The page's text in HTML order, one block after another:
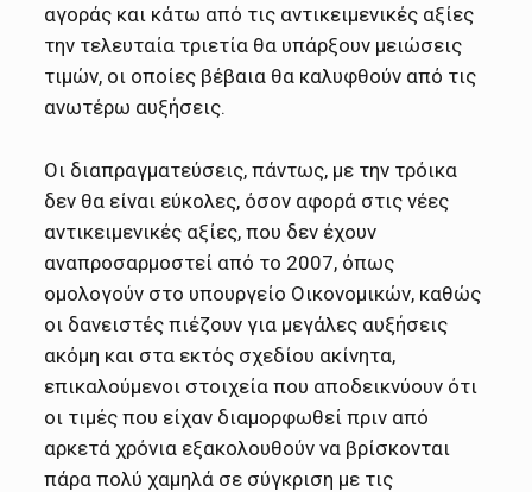
αγοράς και κάτω από τις αντικειμενικές αξίες
την τελευταία τριετία θα υπάρξουν μειώσεις
τιμών, οι οποίες βέβαια θα καλυφθούν από τις
ανωτέρω αυξήσεις.
Οι διαπραγματεύσεις, πάντως, με την τρόικα
δεν θα είναι εύκολες, όσον αφορά στις νέες
αντικειμενικές αξίες, που δεν έχουν
αναπροσαρμοστεί από το 2007, όπως
ομολογούν στο υπουργείο Οικονομικών, καθώς
οι δανειστές πιέζουν για μεγάλες αυξήσεις
ακόμη και στα εκτός σχεδίου ακίνητα,
επικαλούμενοι στοιχεία που αποδεικνύουν ότι
οι τιμές που είχαν διαμορφωθεί πριν από
αρκετά χρόνια εξακολουθούν να βρίσκονται
πάρα πολύ χαμηλά σε σύγκριση με τις